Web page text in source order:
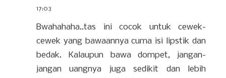
17:03
Bwahahaha..tas ini cocok untuk cewek-
cewek yang bawaannya cuma isi lipstik dan
bedak. Kalaupun bawa dompet, jangan-
jangan uangnya juga sedikit dan lebih